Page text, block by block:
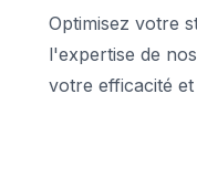
Optimisez votre
l'expertise de
votre efficacité